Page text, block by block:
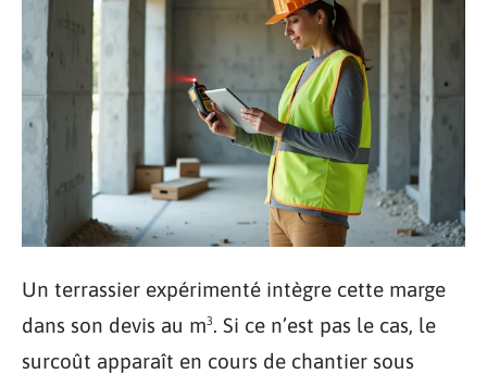
Un terrassier expérimenté intègre cette marge
dans son devis au m³. Si ce n’est pas le cas, le
surcoût apparaît en cours de chantier sous